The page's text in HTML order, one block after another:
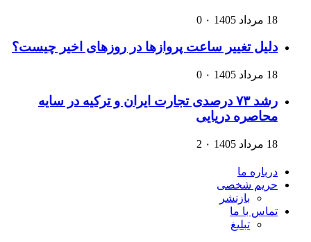
18 مرداد 1405 ۰ 0
دلیل تغییر ساعت پروازها در روزهای اخیر چیست؟
18 مرداد 1405 ۰ 0
رشد ۷۳ درصدی تجارت ایران و ترکیه در سایه
محاصره دریایی
18 مرداد 1405 ۰ 2
درباره ما
حریم شخصی
بازنشر
تماس با ما
تبلیغ